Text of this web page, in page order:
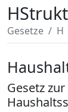
Gesetze H
Gesetz